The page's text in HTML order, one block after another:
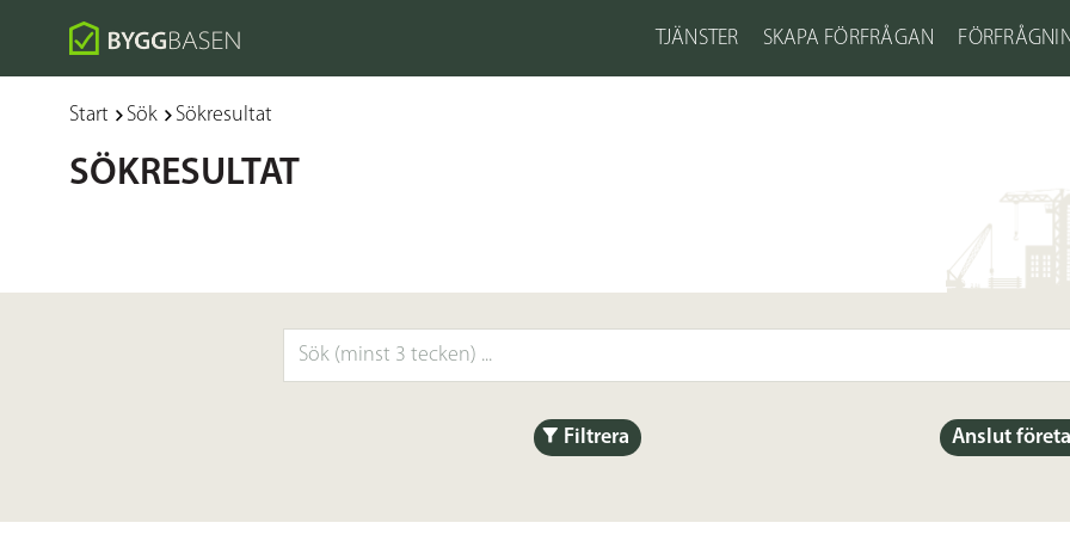
TJÄNSTER SKAPA FÖRFRÅGAN
Start​​ Sök Sökresultat
SÖKRESULTAT
Filtrera Anslut